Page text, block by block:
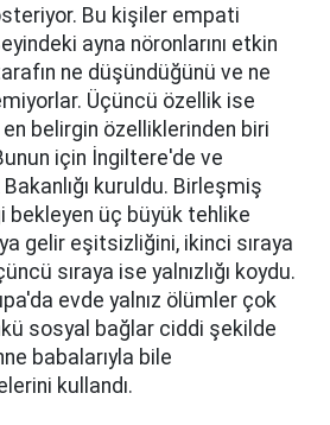
Bu kişiler empati
ayna nöronlarını etkin
ne düşündüğünü ve ne
Üçüncü özellik ise
en belirgin özelliklerinden biri
için İngiltere'de ve
Bakanlığı kuruldu. Birleşmiş
bekleyen üç büyük tehlike
gelir eşitsizliğini, ikinci sıraya
sıraya ise yalnızlığı koydu.
evde yalnız ölümler çok
sosyal bağlar ciddi şekilde
babalarıyla bile
kullandı.